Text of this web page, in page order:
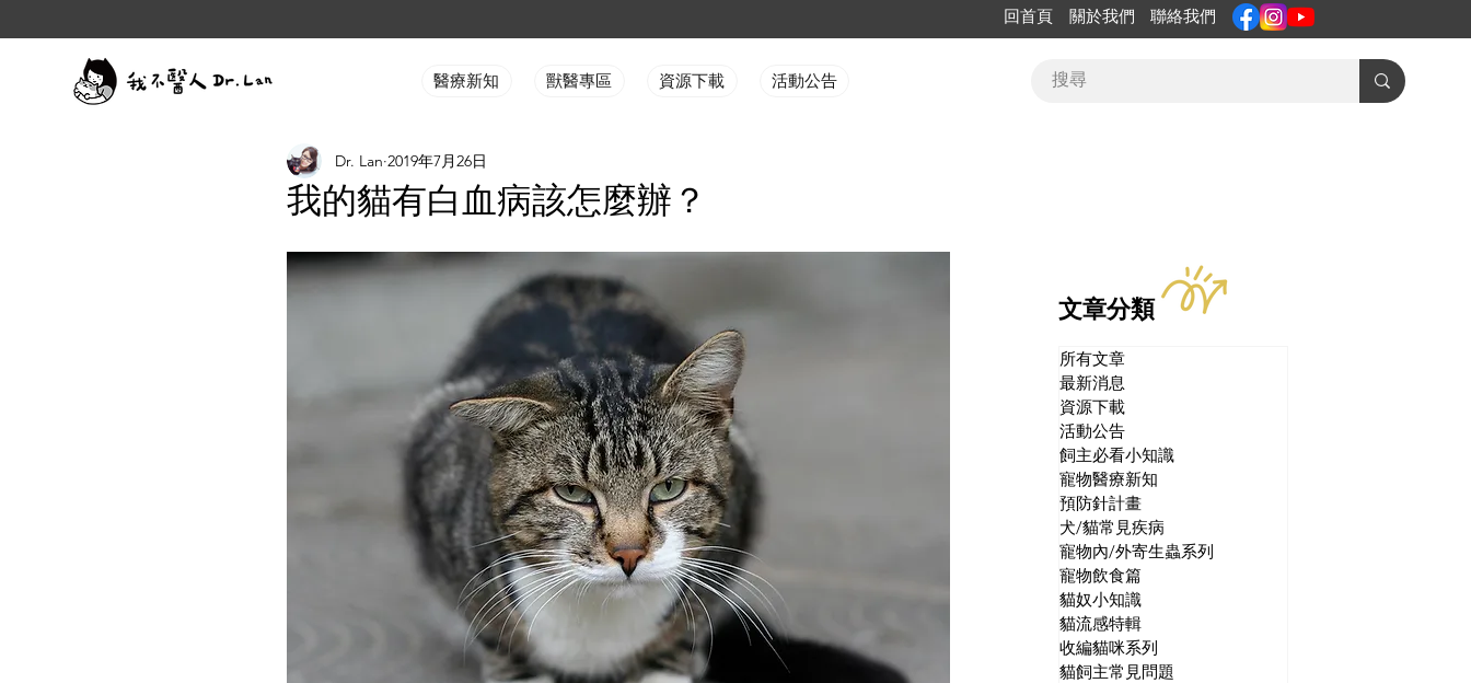
回首頁 關於我們 聯絡我們
醫療新知 獸醫專區 資源下載 活動公告
我的貓有白血病該怎麼辦？
Dr. Lan 2019年7月26日
文章分類
所有文章
最新消息
資源下載
活動公告
飼主必看小知識
寵物醫療新知
預防針計畫
犬/貓常見疾病
寵物內/外寄生蟲系列
寵物飲食篇
貓奴小知識
貓流感特輯
收編貓咪系列
貓飼主常見問題